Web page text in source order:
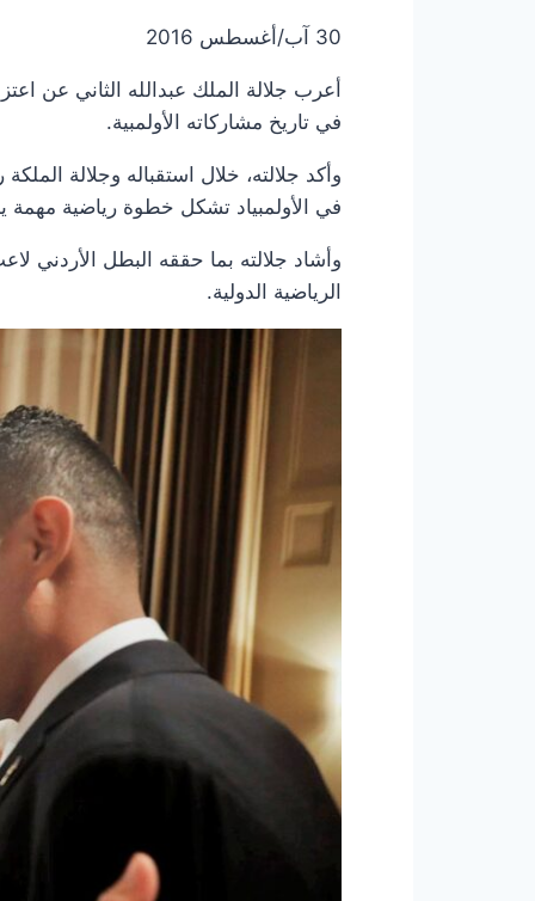
30 آب/أغسطس 2016
في تاريخ مشاركاته الأولمبية.
وأكد جلالته، خلال استقباله وجلالة الملكة
في الأولمبياد تشكل خطوة رياضية مهمة
وأشاد جلالته بما حققه البطل الأردني
الرياضية الدولية.